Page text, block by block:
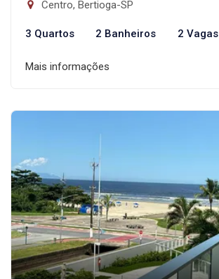
Centro, Bertioga-SP
3 Quartos 2 Banheiros 2 Vagas
Mais informações